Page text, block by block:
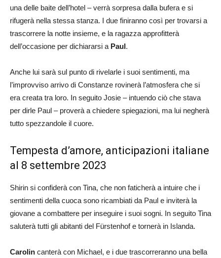
una delle baite dell’hotel – verrà sorpresa dalla bufera e si
rifugerà nella stessa stanza. I due finiranno così per trovarsi a
trascorrere la notte insieme, e la ragazza approfitterà
dell’occasione per dichiararsi a Paul.
Anche lui sarà sul punto di rivelarle i suoi sentimenti, ma
l’improvviso arrivo di Constanze rovinerà l’atmosfera che si
era creata tra loro. In seguito Josie – intuendo ciò che stava
per dirle Paul – proverà a chiedere spiegazioni, ma lui negherà
tutto spezzandole il cuore.
Tempesta d’amore, anticipazioni italiane
al 8 settembre 2023
Shirin si confiderà con Tina, che non faticherà a intuire che i
sentimenti della cuoca sono ricambiati da Paul e inviterà la
giovane a combattere per inseguire i suoi sogni. In seguito Tina
saluterà tutti gli abitanti del Fürstenhof e tornerà in Islanda.
Carolin canterà con Michael, e i due trascorreranno una bella